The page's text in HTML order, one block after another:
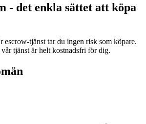
- det enkla sättet att köpa
escrow-tjänst tar du ingen risk som köpare.
tjänst är helt kostnadsfri för dig.